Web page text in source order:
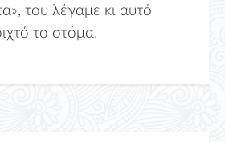
του λέγαμε κι αυτό
το στόμα.